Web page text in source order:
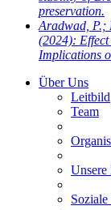
preservation.
Aradwad, P.;
(2024):
Implications
Über Uns
Leitbild
Team
Unsere